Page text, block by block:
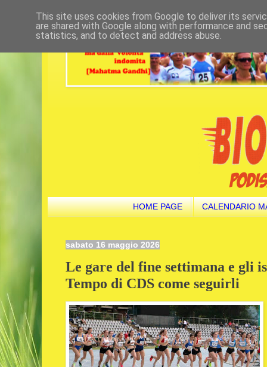
HOME PAGE CALENDARIO
sabato 16 maggio 2026
Le gare del fine settimana e gli
Tempo di CDS come seguirli
This site uses cookies from Google to deliver its
are shared with Google along with performance and
statistics, and to detect and address abuse.